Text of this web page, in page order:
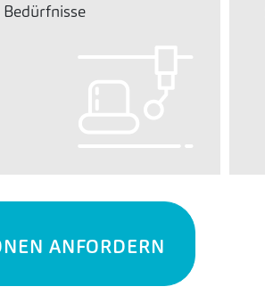
ANFORDERN